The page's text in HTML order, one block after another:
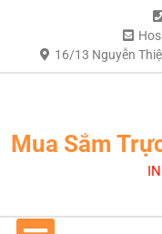
16/13 Nguyễn
Mua Sắm